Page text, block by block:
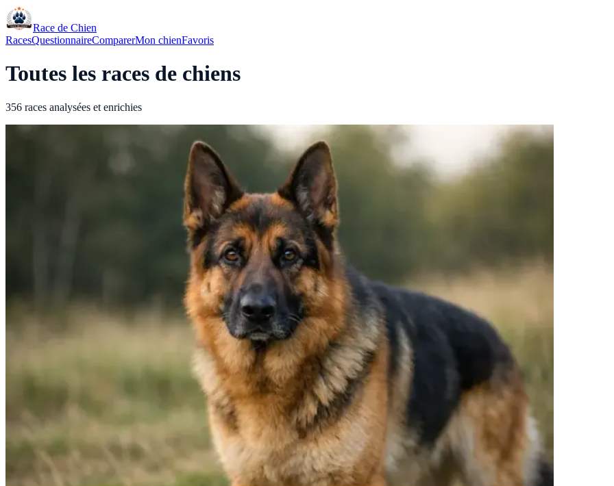
Race de Chien
RacesQuestionnaireComparerMon chienFavoris
Toutes les races de chiens
356 races analysées et enrichies